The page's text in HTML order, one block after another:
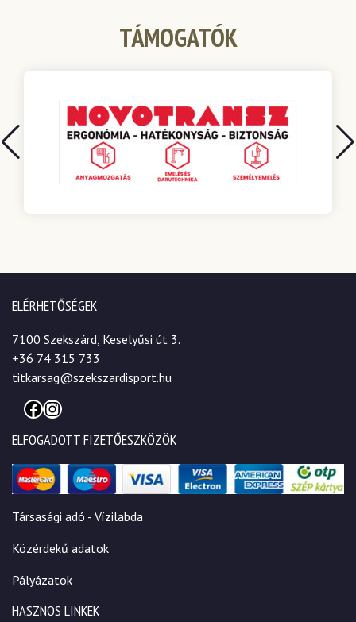
TÁMOGATÓK
ELÉRHETŐSÉGEK
7100 Szekszárd, Keselyűsi út 3.
+36 74 315 733
titkarsag@szekszardisport.hu
Facebook
Instagram
ELFOGADOTT FIZETŐESZKÖZÖK
Társasági adó - Vízilabda
Közérdekű adatok
Pályázatok
HASZNOS LINKEK